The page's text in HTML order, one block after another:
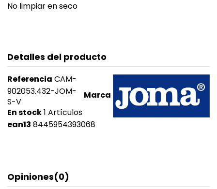
No limpiar en seco
Detalles del producto
Marca
Referencia CAM-
902053.432-JOM-
S-V
En stock1 Artículos
ean13 8445954393068
Opiniones(0)